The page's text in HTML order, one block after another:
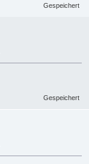
Gespeichert
Gespeichert